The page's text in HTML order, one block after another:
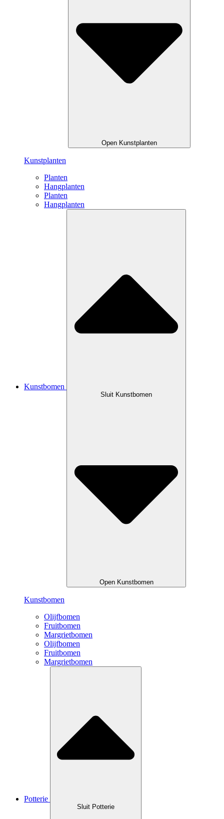
Open Kunstplanten
Kunstplanten
Planten
Hangplanten
Planten
Hangplanten
Kunstbomen
Sluit Kunstbomen
Open Kunstbomen
Kunstbomen
Olijfbomen
Fruitbomen
Margrietbomen
Olijfbomen
Fruitbomen
Margrietbomen
Potterie
Sluit Potterie